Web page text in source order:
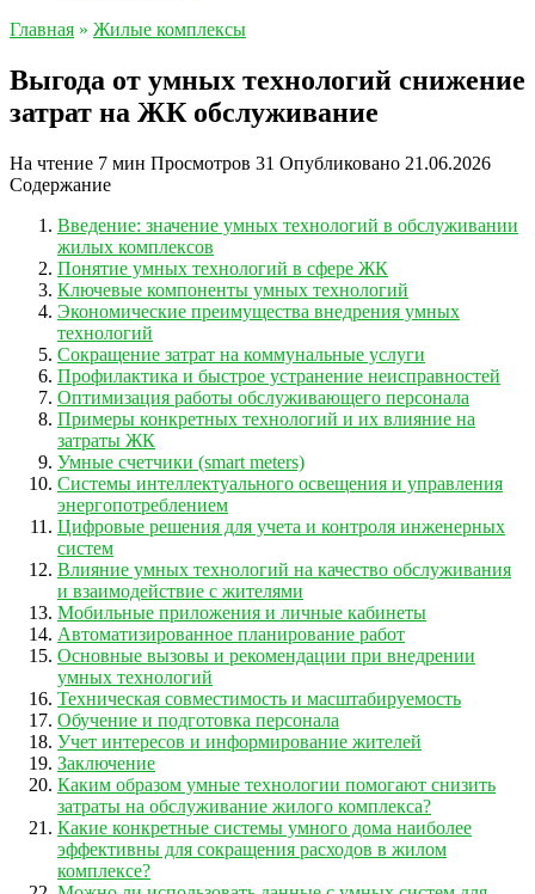
Главная » Жилые комплексы
Выгода от умных технологий снижение
затрат на ЖК обслуживание
На чтение 7 мин Просмотров 31 Опубликовано 21.06.2026
Содержание
Введение: значение умных технологий в обслуживании
жилых комплексов
Понятие умных технологий в сфере ЖК
Ключевые компоненты умных технологий
Экономические преимущества внедрения умных
технологий
Сокращение затрат на коммунальные услуги
Профилактика и быстрое устранение неисправностей
Оптимизация работы обслуживающего персонала
Примеры конкретных технологий и их влияние на
затраты ЖК
Умные счетчики (smart meters)
Системы интеллектуального освещения и управления
энергопотреблением
Цифровые решения для учета и контроля инженерных
систем
Влияние умных технологий на качество обслуживания
и взаимодействие с жителями
Мобильные приложения и личные кабинеты
Автоматизированное планирование работ
Основные вызовы и рекомендации при внедрении
умных технологий
Техническая совместимость и масштабируемость
Обучение и подготовка персонала
Учет интересов и информирование жителей
Заключение
Каким образом умные технологии помогают снизить
затраты на обслуживание жилого комплекса?
Какие конкретные системы умного дома наиболее
эффективны для сокращения расходов в жилом
комплексе?